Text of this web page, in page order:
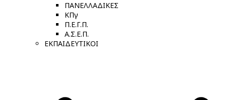
ΠΑΝΕΛΛΑΔΙΚΕΣ
ΚΠγ
Π.Ε.Γ.Π.
Α.Σ.Ε.Π.
ΕΚΠΑΙΔΕΥΤΙΚΟΙ